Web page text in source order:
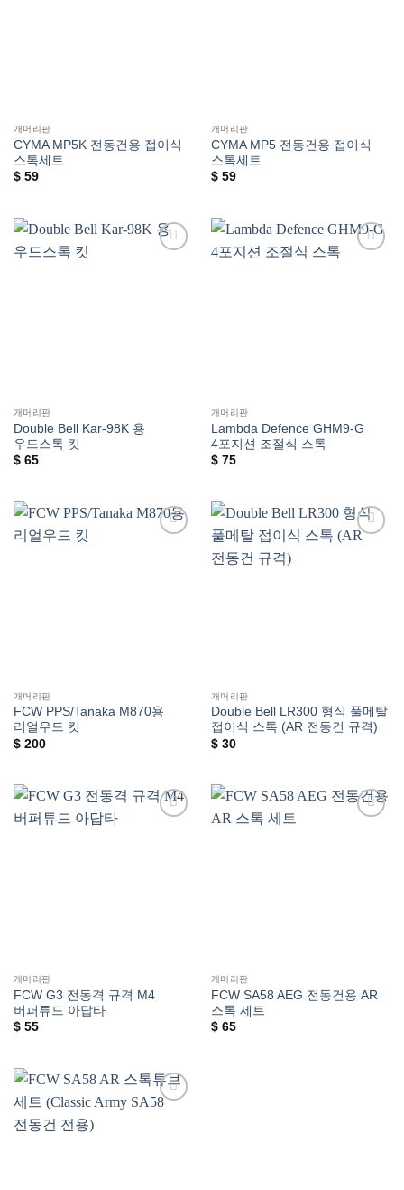
개머리판
CYMA MP5K 전동건용 접이식
스톡세트
$59
개머리판
CYMA MP5 전동건용 접이식
스톡세트
$59
개머리판
Double Bell Kar-98K 용
우드스톡 킷
$65
개머리판
Lambda Defence GHM9-G
4포지션 조절식 스톡
$75
개머리판
FCW PPS/Tanaka M870용
리얼우드 킷
$200
위시리스트에
개머리판
Double Bell LR300 형식 풀메탈
접이식 스톡 (AR 전동건 규격)
$30
개머리판
FCW G3 전동격 규격 M4
버퍼튜드 아답타
$55
개머리판
FCW SA58 AEG 전동건용 AR
스톡 세트
$65